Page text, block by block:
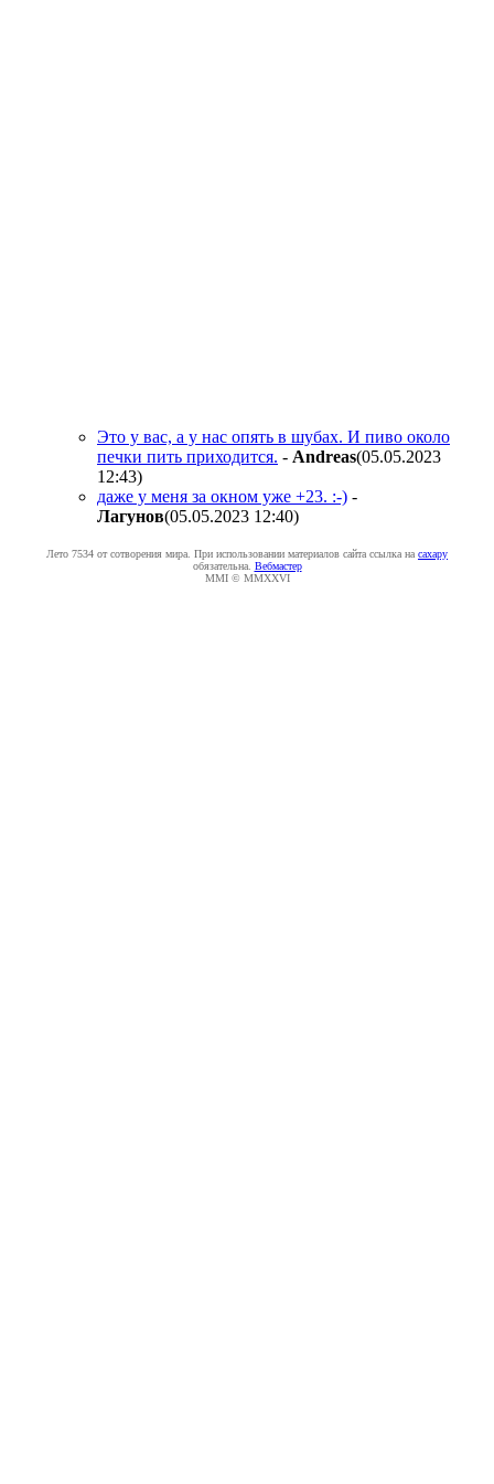
Это у вас, а у нас опять в шубах. И пиво около
печки пить приходится. - Andreas(05.05.2023
12:43)
даже у меня за окном уже +23. :-) -
Лaгyнoв(05.05.2023 12:40)
Лето 7534 от сотворения мира. При использовании материалов сайта ссылка на caxapу
обязательна. Вебмастер
MMI © MMXXVI